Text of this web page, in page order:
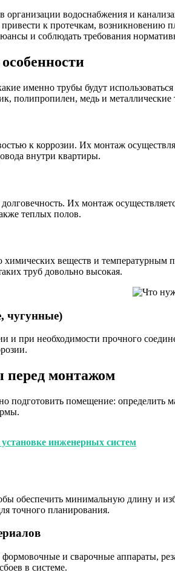
водоснабжения и
к протечкам,
и соблюдать требования
именно трубы будут
полипропилен, медь и металлические
к коррозии. Их монтаж
внутри квартиры.
Их монтаж
теплых полов.
веществ и температурным
труб довольно высокая.
чугунные)
и при необходимости прочного
перед монтажом
подготовить помещение: определить
инженерных систем
обеспечить минимальную длину и
точного планирования.
и сварочные аппараты,
в системе.